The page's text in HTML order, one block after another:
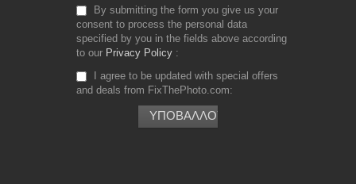
By submitting the form you give us your
consent to process the personal data
specified by you in the fields above according
to our Privacy Policy
I agree to be updated with special offers
and deals from FixThePhoto.com